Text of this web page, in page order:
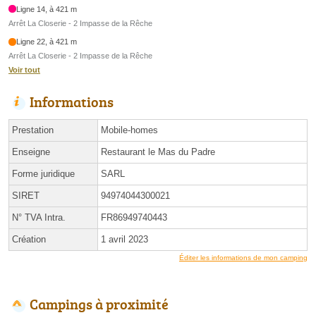
Ligne 14, à 421 m
Arrêt La Closerie - 2 Impasse de la Rêche
Ligne 22, à 421 m
Arrêt La Closerie - 2 Impasse de la Rêche
Voir tout
Informations
Prestation Mobile-homes
Enseigne Restaurant le Mas du Padre
Forme juridique SARL
SIRET 94974044300021
N° TVA Intra. FR86949740443
Création 1 avril 2023
Éditer les informations de mon camping
Campings à proximité